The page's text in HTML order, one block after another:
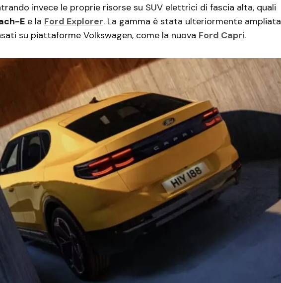
invece le proprie risorse su SUV elettrici di fascia alta, quali
E e la Ford Explorer. La gamma è stata ulteriormente ampliata
su piattaforme Volkswagen, come la nuova Ford Capri.